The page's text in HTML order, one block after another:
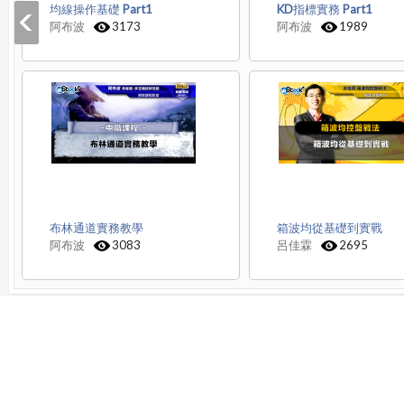
均線操作基礎 Part1
阿布波
3173
KD指標實務 Part1
阿布波
1989
布林通道實務教學
阿布波
3083
箱波均從基礎到實戰
呂佳霖
2695